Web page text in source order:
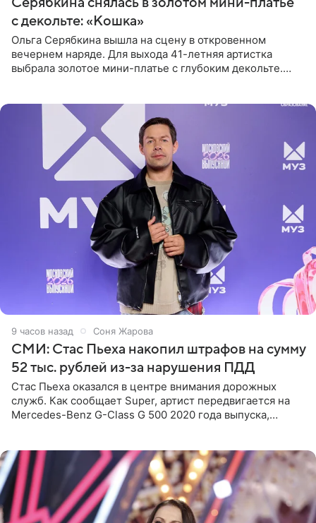
с декольте: «Кошка»
Ольга Серябкина вышла на сцену в откровенном
вечернем наряде. Для выхода 41-летняя артистка
выбрала золотое мини-платье с глубоким декольте.
9 часов назад Соня Жарова
СМИ: Стас Пьеха накопил штрафов на сумму
52 тыс. рублей из-за нарушения ПДД
Стас Пьеха оказался в центре внимания дорожных
служб. Как сообщает Super, артист передвигается на
Mercedes-Benz G-Class G 500 2020 года выпуска,